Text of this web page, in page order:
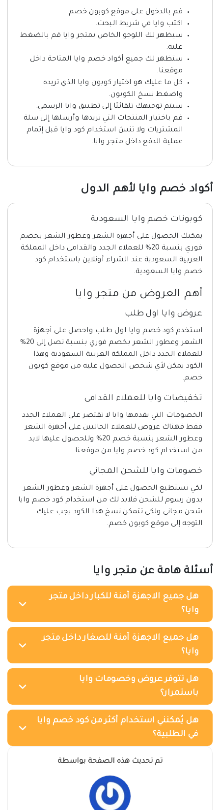
قم بالدخول على موقع كوبون خصم.
اكتب وايا في شريط البحث.
سيظهر لك اللوجو الخاص بمتجر وايا قم بالضغط
عليه.
ستظهر لك جميع أكواد خصم وايا المتاحة داخل
موقعنا.
كل ما عليك هو اختيار كوبون وايا الذي تريده
واضغط نسخ الكوبون.
سيتم توجيهك تلقائيًا إلى تطبيق وايا الرسمي.
قم باختيار المنتجات التي تريدها وأرسلها إلى سلة
المشتريات ولا تنسَ استخدام كود وايا قبل إتمام
عملية الدفع داخل متجر وايا.
أكواد خصم وايا لأهم الدول
كوبونات خصم وايا السعودية
يمكنك الحصول على أجهزة الشعر وعطور الشعر بخصم
فوري بنسبة 20% للعملاء الجدد والقدامى داخل المملكة
العربية السعودية عند الشراء أونلاين باستخدام كود
خصم وايا السعودية.
أهم العروض من متجر وايا
عروض وايا اول طلب
استخدم كود خصم وايا اول طلب واحصل على أجهزة
الشعر وعطور الشعر بخصم فوري بنسبة تصل إلى 20%
للعملاء الجدد داخل المملكة العربية السعودية وهذا
الكود يمكن لأي شخص الحصول عليه من موقع كوبون
خصم.
تخفيضات وايا للعملاء القدامى
الخصومات التي يقدمها وايا لا تقتصر على العملاء الجدد
فقط فهناك عروض للعملاء الحاليين على أجهزة الشعر
وعطور الشعر بنسبة خصم 20% وللحصول عليها لابد
من استخدام كود خصم وايا من موقعنا.
خصومات وايا للشحن المجاني
لكي تستطيع الحصول على أجهزة الشعر وعطور الشعر
بدون رسوم للشحن فلابد لك من استخدام كود خصم وايا
شحن مجاني ولكي تتمكن نسخ هذا الكود يجب عليك
التوجه إلى موقع كوبون خصم.
أسئلة هامة عن متجر وايا
‎هل جميع الاجهزة آمنة للكبار داخل متجر
وايا؟
‎هل جميع الاجهزة آمنة للصغار داخل متجر
وايا؟
هل تتوفر عروض وخصومات وايا
باستمرار؟
هل يُمكنني استخدام أكثر من كود خصم وايا
في الطلبية؟
تم تحديث هذه الصفحة بواسطة